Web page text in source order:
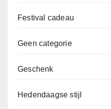
Festival cadeau
Geen categorie
Geschenk
Hedendaagse stijl